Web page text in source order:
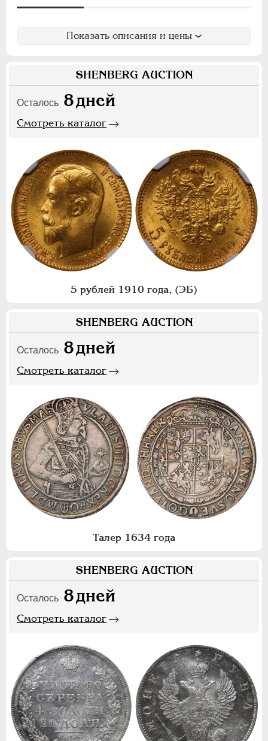
Показать описания и цены
SHENBERG AUCTION
Осталось 8дней
Смотреть каталог
5 рублей 1910 года, (ЭБ)
SHENBERG AUCTION
Осталось 8дней
Смотреть каталог
Талер 1634 года
SHENBERG AUCTION
Осталось 8дней
Смотреть каталог